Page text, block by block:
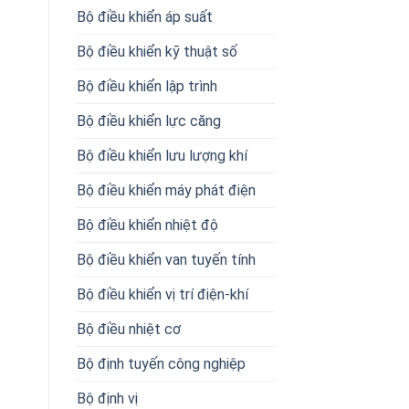
Bộ điều khiển áp suất
Bộ điều khiển kỹ thuật số
Bộ điều khiển lập trình
Bộ điều khiển lực căng
Bộ điều khiển lưu lượng khí
Bộ điều khiển máy phát điện
Bộ điều khiển nhiệt độ
Bộ điều khiển van tuyến tính
Bộ điều khiển vị trí điện-khí
Bộ điều nhiệt cơ
Bộ định tuyến công nghiệp
Bộ định vị